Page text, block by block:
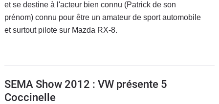
et se destine à l'acteur bien connu (Patrick de son
prénom) connu pour être un amateur de sport automobile
et surtout pilote sur Mazda RX-8.
SEMA Show 2012 : VW présente 5
Coccinelle